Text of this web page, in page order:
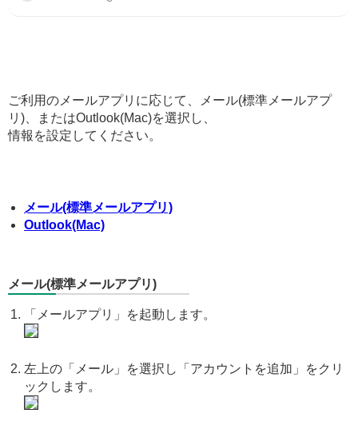
ご利用のメールアプリに応じて、メール(標準メールアプ
リ)、またはOutlook(Mac)を選択し、
情報を設定してください。
メール(標準メールアプリ)
Outlook(Mac)
メール(標準メールアプリ)
「メールアプリ」を起動します。
左上の「メール」を選択し「アカウントを追加」をクリ
ックします。